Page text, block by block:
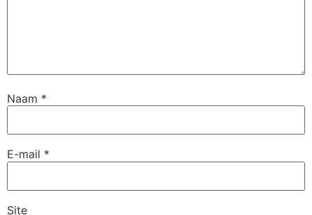
Naam *
E-mail *
Site